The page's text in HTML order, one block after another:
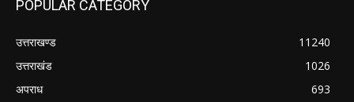
POPULAR CATEGORY
उत्तराखण्ड
11240
उत्तराखंड
1026
अपराध
693